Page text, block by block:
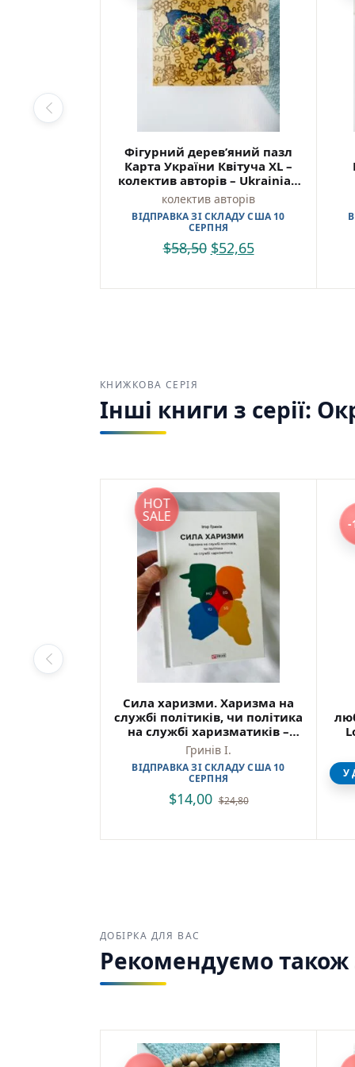
та
9)
Фігурний дерев’яний пазл
Карта України Квітуча XL –
колектив авторів – Ukrainian
Puzzles
колектив авторів
ВІДПРАВКА ЗІ СКЛАДУ США 10
СЕРПНЯ
$58,50 $52,65
КНИЖКОВА СЕРІЯ
Інші книги з серії:
HOT
SALE
Сила харизми. Харизма на
службі політиків, чи політика
на службі харизматиків –
Гринів І. – Фоліо
(ПОШКОДЖЕНА)
Гринів І.
ВІДПРАВКА ЗІ СКЛАДУ США 10
СЕРПНЯ
$14,00 $24,80
-
У
ДОБІРКА ДЛЯ ВАС
Рекомендуємо також